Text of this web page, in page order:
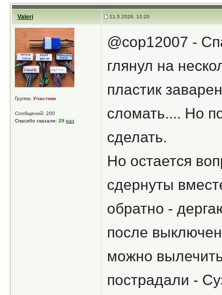
Valeri 11.5.2026, 12:20
Группа: Участник
Сообщений: 200
Спасибо сказали: 29 раз
@cop12007 -
глянул на
пластик
сломать.... Но
сделать.
Но остается
сдернуты
обратно -
после
можно
пострадали -